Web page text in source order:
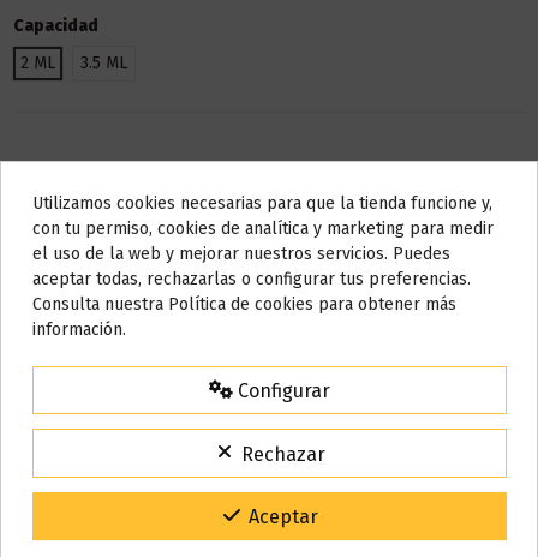
Capacidad
2 ML
3.5 ML
Descripción
Resistencia NO incluida
Compatible con resistencias Oxva UNI Coil
Do not show again.
AVISO IMPORTANTE
Nos tomamos unos días
15% de descuento
Código:VACACIONES15
Gracias por tu paciencia y por seguir confiando en nosotros.
Utilizamos cookies necesarias para que la tienda funcione y,
con tu permiso, cookies de analítica y marketing para medir
el uso de la web y mejorar nuestros servicios. Puedes
aceptar todas, rechazarlas o configurar tus preferencias.
Consulta nuestra Política de cookies para obtener más
información.
Configurar
Rechazar
Aceptar